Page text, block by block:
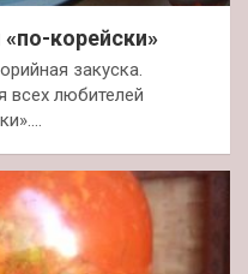
корейски»
закуска.
всех любителей